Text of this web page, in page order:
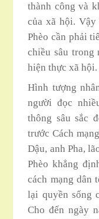
thành công và
của xã hội.
Phèo cần phải
chiều sâu trong
hiện thực xã hội.
Hình tượng
người đọc
thông sâu sắc
trước Cách
Dậu, anh Pha,
Phèo khẳng
cách mạng dân
lại quyền sống
Cho đến ngày